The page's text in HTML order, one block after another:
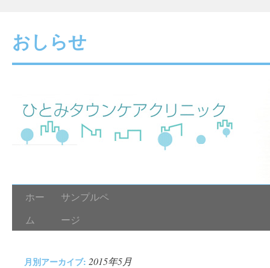
おしらせ
ホー
ム
サンプルペ
ージ
月別アーカイブ: 2015年5月